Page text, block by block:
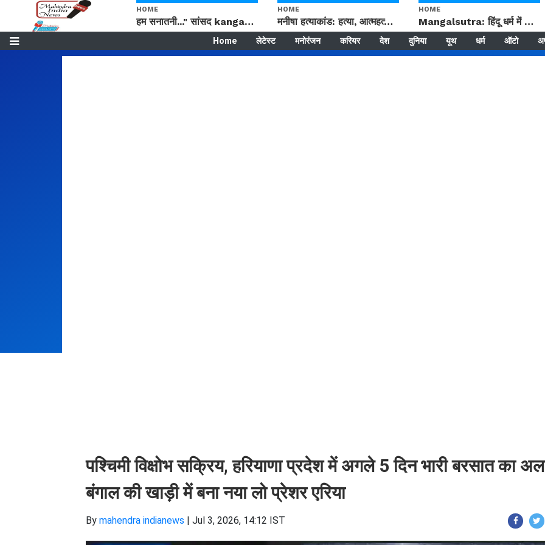
HOME
हम सनातनी..." सांसद kangana Ranaut से क्या बोली लड़की? Viral Jantar-Mantar | CJP protest
HOME
मनीषा हत्याकांड: हत्या, आत्महत्या या कोई बड़ा राज? | Full Story | Josh Haryana
HOME
Mangalsutra: हिंदू धर्म में शादी के बाद मंगलसूत्र क्यों पहनती है महिलाएं, किसने शुरु की ये परंपरा
Home लेटेस्ट मनोरंजन करियर देश दुनिया यूथ धर्म ऑटो
पश्चिमी विक्षोभ सक्रिय, हरियाणा प्रदेश में अगले 5 दिन भारी बरसात का
बंगाल की खाड़ी में बना नया लो प्रेशर एरिया
By mahendra indianews | Jul 3, 2026, 14:12 IST